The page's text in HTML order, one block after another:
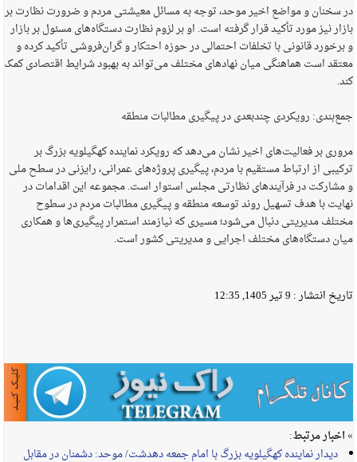
در سخنان و مواضع اخیر موحد، توجه به مسائل معیشتی مردم و ضرورت نظارت بر
بازار نیز مورد تأکید قرار گرفته است. او بر لزوم نظارت دستگاه‌های مسئول بر بازار
و برخورد قانونی با تخلفات احتمالی در حوزه احتکار و گران‌فروشی تأکید کرده و
معتقد است هماهنگی میان نهادهای مختلف می‌تواند به بهبود شرایط اقتصادی کمک
کند.
جمع‌بندی: رویکردی چندبعدی در پیگیری مطالبات منطقه
مروری بر فعالیت‌های اخیر نشان می‌دهد که رویکرد نماینده کهگیلویه بزرگ بر
ترکیبی از ارتباط مستقیم با مردم، پیگیری پروژه‌های عمرانی، رایزنی در سطح ملی
و مشارکت در فرآیندهای نظارتی مجلس استوار است. مجموعه این اقدامات در
نهایت با هدف تسهیل روند توسعه منطقه و پیگیری مطالبات مردم در سطوح
مختلف مدیریتی دنبال می‌شود؛ مسیری که نیازمند استمرار پیگیری‌ها و همکاری
میان دستگاه‌های مختلف اجرایی و مدیریتی کشور است.
تاریخ انتشار : 9 تیر 1405, 12:35
» اخبار مرتبط:
دیدار نماینده کهگیلویه بزرگ با امام جمعه دهدشت/ موحد: دشمنان در مقابل